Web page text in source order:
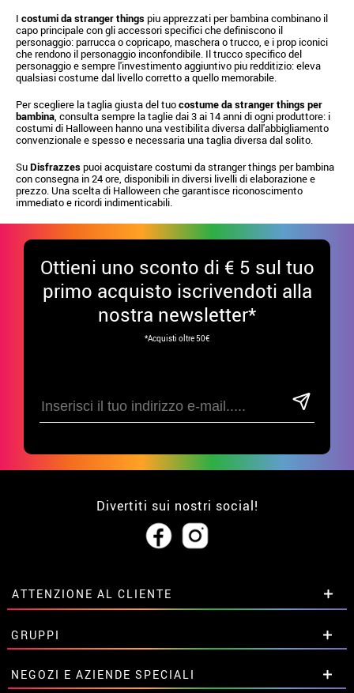
I costumi da stranger thingspiu apprezzati per bambina combinano il
capo principale con gli accessori specifici che definiscono il
personaggio: parrucca o copricapo, maschera o trucco, e i prop iconici
che rendono il personaggio inconfondibile. Il trucco specifico del
personaggio e sempre l'investimento aggiuntivo piu redditizio: eleva
qualsiasi costume dal livello corretto a quello memorabile.
Per scegliere la taglia giusta del tuocostume da stranger things per
bambina, consulta sempre la taglie dai 3 ai 14 anni di ogni produttore: i
costumi di Halloween hanno una vestibilita diversa dall'abbigliamento
convenzionale e spesso e necessaria una taglia diversa dal solito.
SuDisfrazzespuoi acquistare costumi da stranger things per bambina
con consegna in 24 ore, disponibili in diversi livelli di elaborazione e
prezzo. Una scelta di Halloween che garantisce riconoscimento
immediato e ricordi indimenticabili.
Ottieni uno sconto di € 5 sul tuo
primo acquisto iscrivendoti alla
nostra newsletter*
*Acquisti oltre 50€
Divertiti sui nostri social!
ATTENZIONE AL CLIENTE
• Su di noi
• Condizioni di vendita
• Avviso legale privacy
• Attenzione al cliente
GRUPPI
Sconti speciali per gruppi.
NEGOZI E AZIENDE SPECIALI